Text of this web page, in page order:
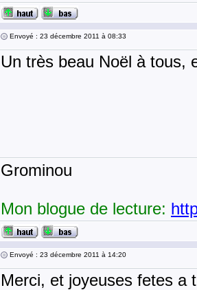
Envoyé : 23 décembre 2011 à 08:33
Un très beau Noël à tous,
Grominou
Mon blogue de lecture:
Envoyé : 23 décembre 2011 à 14:20
Merci, et joyeuses fetes a